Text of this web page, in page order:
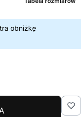
obniżkę